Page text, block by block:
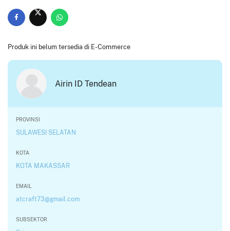
Produk ini belum tersedia di E-Commerce
Airin ID Tendean
PROVINSI
SULAWESI SELATAN
KOTA
KOTA MAKASSAR
EMAIL
atcraft73@gmail.com
SUBSEKTOR